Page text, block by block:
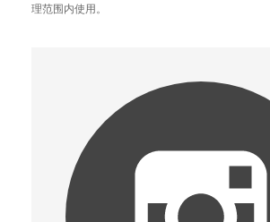
理范围内使用。